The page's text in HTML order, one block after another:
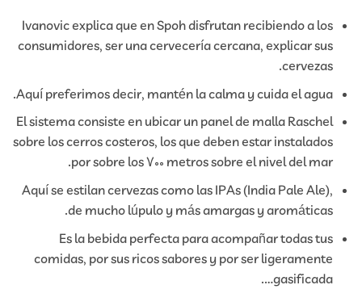
Ivanovic explica que en Spoh disfrutan recibiendo a los
consumidores, ser una cervecería cercana, explicar sus
cervezas.
Aquí preferimos decir, mantén la calma y cuida el agua.
El sistema consiste en ubicar un panel de malla Raschel
sobre los cerros costeros, los que deben estar instalados
por sobre los 700 metros sobre el nivel del mar.
Aquí se estilan cervezas como las IPAs (India Pale Ale),
de mucho lúpulo y más amargas y aromáticas.
Es la bebida perfecta para acompañar todas tus
comidas, por sus ricos sabores y por ser ligeramente
gasificada….